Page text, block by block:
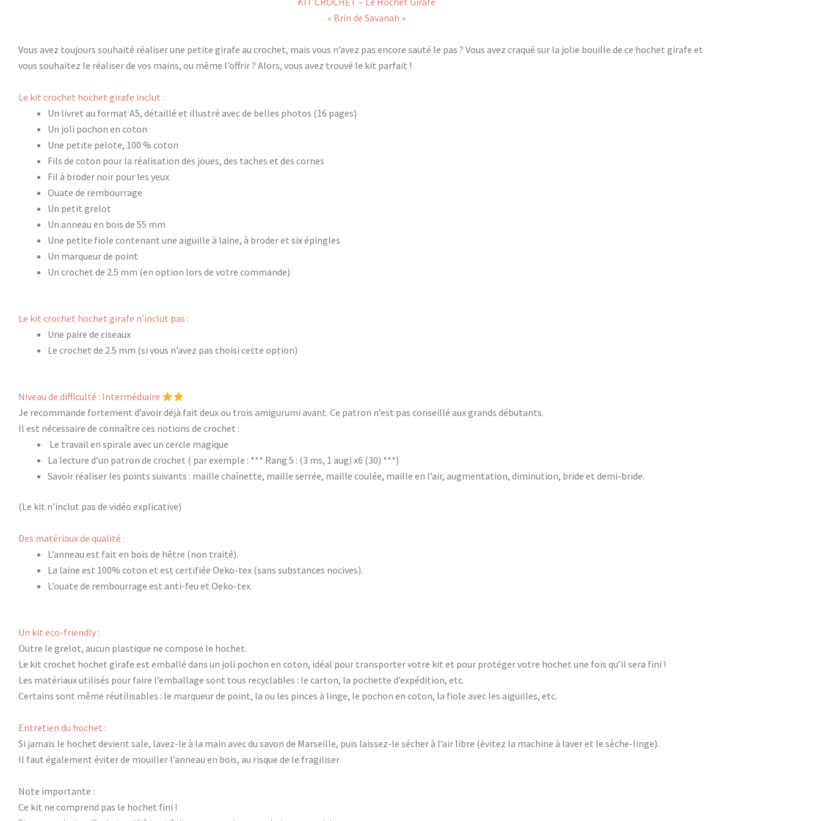
« Brin de Savanah »
Vous avez toujours souhaité réaliser une petite girafe au crochet, mais vous n’avez pas encore sauté le pas ? Vous avez craqué sur la jolie bouille de ce hochet girafe et
vous souhaitez le réaliser de vos mains, ou même l’offrir ? Alors, vous avez trouvé le kit parfait !
Le kit crochet hochet girafe inclut :
Un livret au format A5, détaillé et illustré avec de belles photos (16 pages)
Un joli pochon en coton
Une petite pelote, 100 % coton
Fils de coton pour la réalisation des joues, des taches et des cornes
Fil à broder noir pour les yeux
Ouate de rembourrage
Un petit grelot
Un anneau en bois de 55 mm
Une petite fiole contenant une aiguille à laine, à broder et six épingles
Un marqueur de point
Un crochet de 2.5 mm (en option lors de votre commande)
Le kit crochet hochet girafe n’inclut pas :
Une paire de ciseaux
Le crochet de 2.5 mm (si vous n’avez pas choisi cette option)
Niveau de difficulté : Intermédiaire
Je recommande fortement d’avoir déjà fait deux ou trois amigurumi avant. Ce patron n’est pas conseillé aux grands débutants.
Il est nécessaire de connaître ces notions de crochet :
Le travail en spirale avec un cercle magique
La lecture d’un patron de crochet ( par exemple : *** Rang 5 : (3 ms, 1 aug) x6 (30) ***)
Savoir réaliser les points suivants : maille chaînette, maille serrée, maille coulée, maille en l’air, augmentation, diminution, bride et demi-bride.
(Le kit n’inclut pas de vidéo explicative)
Des matériaux de qualité :
L’anneau est fait en bois de hêtre (non traité).
La laine est 100% coton et est certifiée Oeko-tex (sans substances nocives).
L’ouate de rembourrage est anti-feu et Oeko-tex.
Un kit eco-friendly :
Outre le grelot, aucun plastique ne compose le hochet.
Le kit crochet hochet girafe est emballé dans un joli pochon en coton, idéal pour transporter votre kit et pour protéger votre hochet une fois qu’il sera fini !
Les matériaux utilisés pour faire l’emballage sont tous recyclables : le carton, la pochette d’expédition, etc.
Certains sont même réutilisables : le marqueur de point, la ou les pinces à linge, le pochon en coton, la fiole avec les aiguilles, etc.
Entretien du hochet :
Si jamais le hochet devient sale, lavez-le à la main avec du savon de Marseille, puis laissez-le sécher à l’air libre (évitez la machine à laver et le sèche-linge).
Il faut également éviter de mouiller l’anneau en bois, au risque de le fragiliser.
Note importante :
Ce kit ne comprend pas le hochet fini !